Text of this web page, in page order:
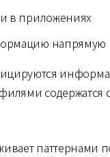
в приложениях
напрямую
содержатся
паттернами